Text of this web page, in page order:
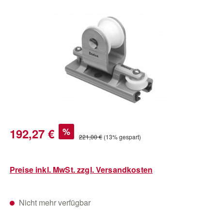
Verkaufspreis:
192,27 € % Regulärer Preis:
221,00 € (13% gespart)
Preise inkl. MwSt. zzgl. Versandkosten
Nicht mehr verfügbar